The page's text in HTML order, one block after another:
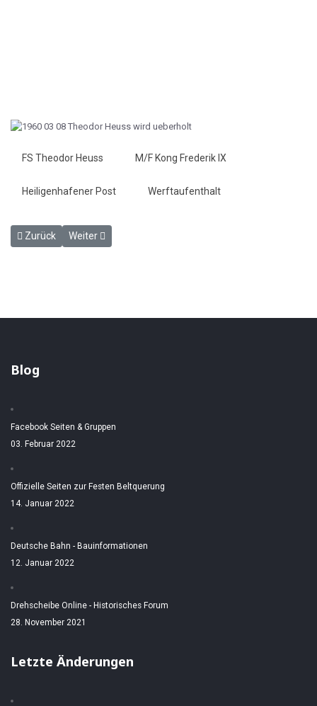
FS Theodor Heuss M/F Kong Frederik IX
Heiligenhafener Post Werftaufenthalt
Vorheriger Beitrag: Zum Ritter ernannt - Heiligenhafener Post
Zurück Nächster Beitrag: Mit 120 km/h über den Knust -
Weiter
Blog
Facebook Seiten & Gruppen
03. Februar 2022
Offizielle Seiten zur Festen Beltquerung
14. Januar 2022
Deutsche Bahn - Bauinformationen
12. Januar 2022
Drehscheibe Online - Historisches Forum
28. November 2021
Letzte Änderungen